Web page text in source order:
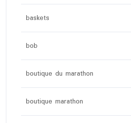
baskets
bob
boutique du marathon
boutique marathon